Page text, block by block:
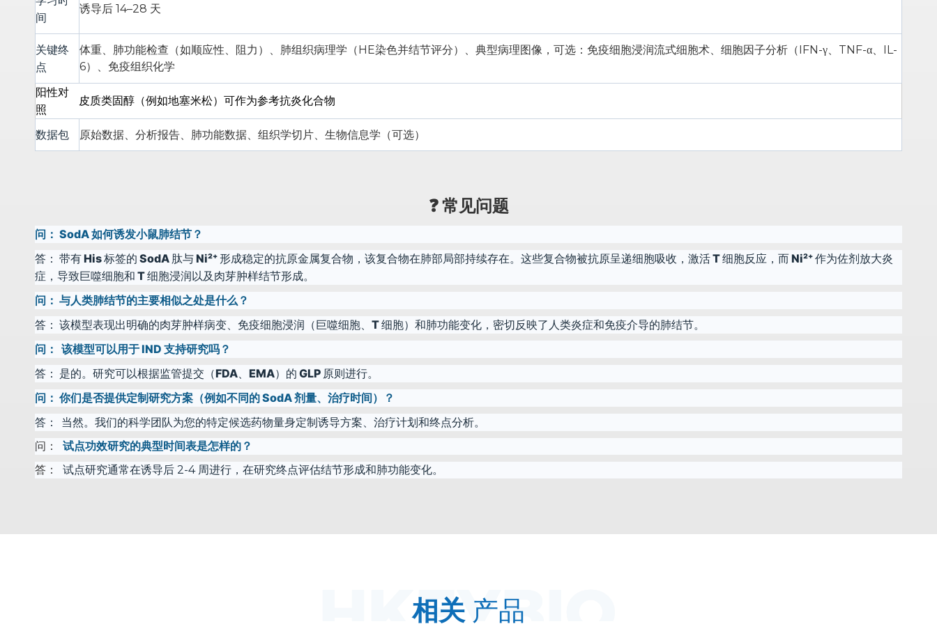
间
诱导后 14–28 天
关键终
点
体重、肺功能检查（如顺应性、阻力）、肺组织病理学（HE染色并结节评分）、典型病理图像，可选：免疫细胞浸润流式细胞术、细胞因子分析（IFN-γ、TNF-α、IL-
6）、免疫组织化学
阳性对
照
皮质类固醇（例如地塞米松）可作为参考抗炎化合物
数据包 原始数据、分析报告、肺功能​​数据、组织学切片、生物信息学（可选）
❓ 常见问题
问： SodA 如何诱发小鼠肺结节？
答： 带有 His 标签的 SodA 肽与 Ni²⁺ 形成稳定的抗原金属复合物，该复合物在肺部局部持续存在。这些复合物被抗原呈递细胞吸收，激活 T 细胞反应，而 Ni²⁺ 作为佐剂放大炎
症，导致巨噬细胞和 T 细胞浸润以及肉芽肿样结节形成。
问： 与人类肺结节的主要相似之处是什么？
答： 该模型表现出明确的肉芽肿样病变、免疫细胞浸润（巨噬细胞、T 细胞）和肺功能变化，密切反映了人类炎症和免疫介导的肺结节。
问： 该模型可以用于 IND 支持研究吗？
答： 是的。研究可以根据监管提交（FDA、EMA）的 GLP 原则进行。
问： 你们是否提供定制研究方案（例如不同的 SodA 剂量、治疗时间）？
答： 当然。我们的科学团队为您的特定候选药物量身定制诱导方案、治疗计划和终点分析。
问： 试点功效研究的典型时间表是怎样的？
答： 试点研究通常在诱导后 2-4 周进行，在研究终点评估结节形成和肺功能变化。
相关 产品